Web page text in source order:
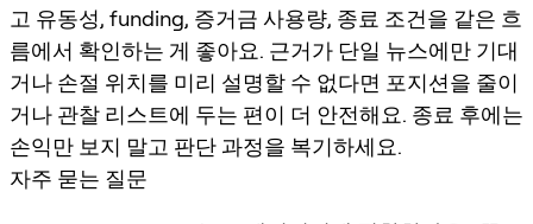
고 유동성, funding, 증거금 사용량, 종료 조건을 같은 흐
름에서 확인하는 게 좋아요. 근거가 단일 뉴스에만 기대
거나 손절 위치를 미리 설명할 수 없다면 포지션을 줄이
거나 관찰 리스트에 두는 편이 더 안전해요. 종료 후에는
손익만 보지 말고 판단 과정을 복기하세요.
자주 묻는 질문